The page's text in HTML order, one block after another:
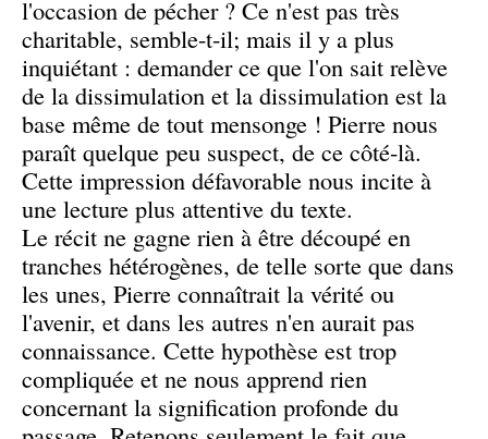
l'occasion de pécher ? Ce n'est pas très
charitable, semble-t-il; mais il y a plus
inquiétant : demander ce que l'on sait relève
de la dissimulation et la dissimulation est la
base même de tout mensonge ! Pierre nous
paraît quelque peu suspect, de ce côté-là.
Cette impression défavorable nous incite à
une lecture plus attentive du texte.
Le récit ne gagne rien à être découpé en
tranches hétérogènes, de telle sorte que dans
les unes, Pierre connaîtrait la vérité ou
l'avenir, et dans les autres n'en aurait pas
connaissance. Cette hypothèse est trop
compliquée et ne nous apprend rien
concernant la signification profonde du